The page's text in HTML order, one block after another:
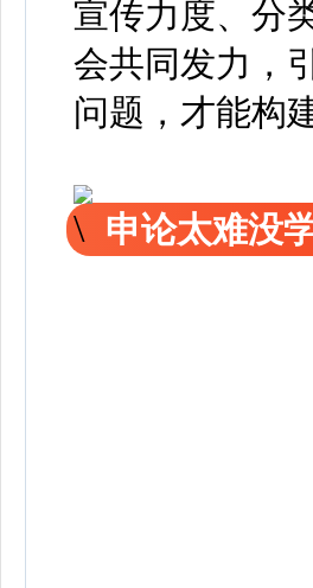
宣传力度、分
会共同发力，
问题，才能构
申论太难没